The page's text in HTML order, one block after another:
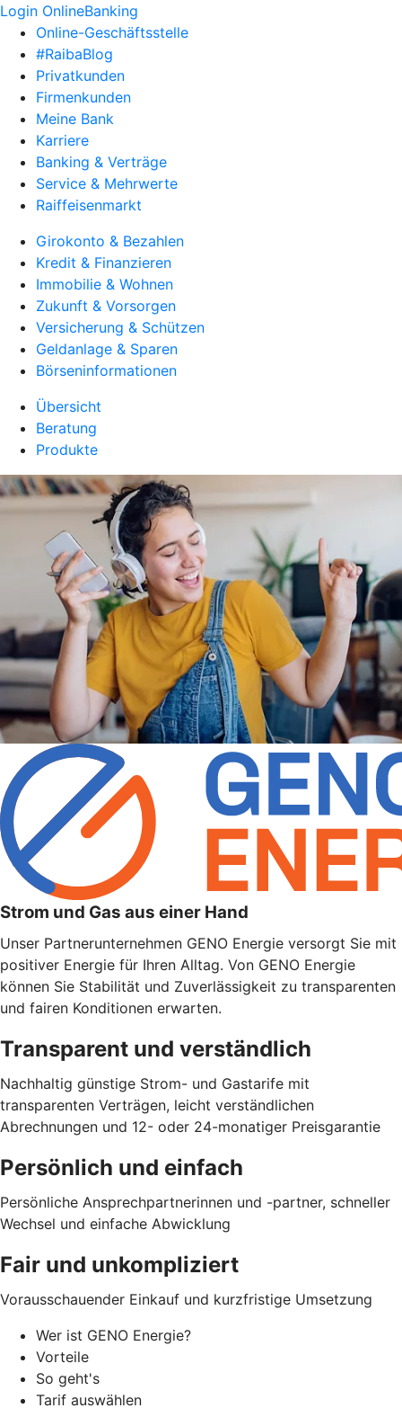
Login OnlineBanking
Online-Geschäftsstelle
#RaibaBlog
Privatkunden
Firmenkunden
Meine Bank
Karriere
Banking & Verträge
Service & Mehrwerte
Raiffeisenmarkt
Girokonto & Bezahlen
Kredit & Finanzieren
Immobilie & Wohnen
Zukunft & Vorsorgen
Versicherung & Schützen
Geldanlage & Sparen
Börseninformationen
Übersicht
Beratung
Produkte
Strom und Gas aus einer Hand
Unser Partnerunternehmen GENO Energie versorgt Sie mit
positiver Energie für Ihren Alltag. Von GENO Energie
können Sie Stabilität und Zuverlässigkeit zu transparenten
und fairen Konditionen erwarten.
Transparent und verständlich
Nachhaltig günstige Strom- und Gastarife mit
transparenten Verträgen, leicht verständlichen
Abrechnungen und 12- oder 24-monatiger Preisgarantie
Persönlich und einfach
Persönliche Ansprechpartnerinnen und -partner, schneller
Wechsel und einfache Abwicklung
Fair und unkompliziert
Vorausschauender Einkauf und kurzfristige Umsetzung
Wer ist GENO Energie?
Vorteile
So geht's
Tarif auswählen